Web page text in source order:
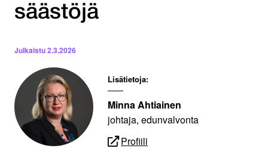
säästöjä
Julkaistu2.3.2026
Lisätietoja:
Minna Ahtiainen
johtaja, edunvalvonta
Profiili